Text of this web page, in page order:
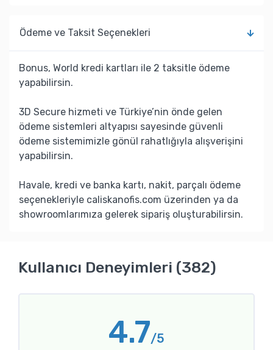
Ödeme ve Taksit Seçenekleri
Bonus, World kredi kartları ile 2 taksitle ödeme
yapabilirsin.
3D Secure hizmeti ve Türkiye’nin önde gelen
ödeme sistemleri altyapısı sayesinde güvenli
ödeme sistemimizle gönül rahatlığıyla alışverişini
yapabilirsin.
Havale, kredi ve banka kartı, nakit, parçalı ödeme
seçenekleriyle caliskanofis.com üzerinden ya da
showroomlarımıza gelerek sipariş oluşturabilirsin.
Kullanıcı Deneyimleri (382)
4.7/5